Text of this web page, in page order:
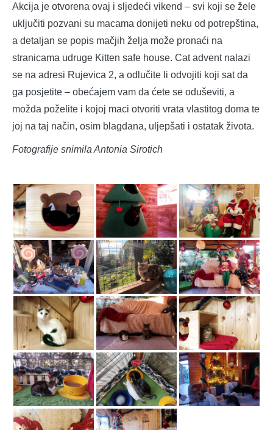
Akcija je otvorena ovaj i sljedeći vikend – svi koji se žele
uključiti pozvani su macama donijeti neku od potrepština,
a detaljan se popis mačjih želja može pronaći na
stranicama udruge Kitten safe house. Cat advent nalazi
se na adresi Rujevica 2, a odlučite li odvojiti koji sat da
ga posjetite – obećajem vam da ćete se oduševiti, a
možda poželite i kojoj maci otvoriti vrata vlastitog doma te
joj na taj način, osim blagdana, uljepšati i ostatak života.
Fotografije snimila Antonia Sirotich